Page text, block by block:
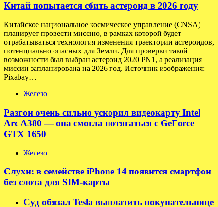
Китай попытается сбить астероид в 2026 году
Китайское национальное космическое управление (CNSA)
планирует провести миссию, в рамках которой будет
отрабатываться технология изменения траектории астероидов,
потенциально опасных для Земли. Для проверки такой
возможности был выбран астероид 2020 PN1, а реализация
миссии запланирована на 2026 год. Источник изображения:
Pixabay…
Железо
Разгон очень сильно ускорил видеокарту Intel
Arc A380 — она смогла потягаться с GeForce
GTX 1650
Железо
Слухи: в семействе iPhone 14 появится смартфон
без слота для SIM-карты
Суд обязал Tesla выплатить покупательнице